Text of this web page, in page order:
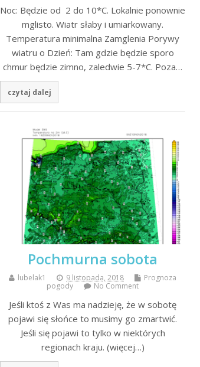
Noc: Będzie od 2 do 10*C. Lokalnie ponownie
mglisto. Wiatr słaby i umiarkowany.
Temperatura minimalna Zamglenia Porywy
wiatru o Dzień: Tam gdzie będzie sporo
chmur będzie zimno, zaledwie 5-7*C. Poza…
czytaj dalej
Pochmurna sobota
lubelak1 9 listopada, 2018
Prognoza
pogody
No Comment
Jeśli ktoś z Was ma nadzieję, że w sobotę
pojawi się słońce to musimy go zmartwić.
Jeśli się pojawi to tylko w niektórych
regionach kraju. (więcej…)